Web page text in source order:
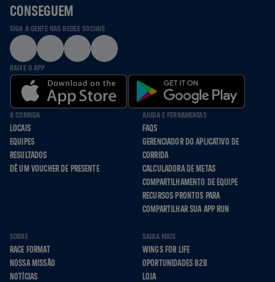
CONSEGUEM
SIGA A GENTE NAS REDES SOCIAIS
BAIXE O APP
A CORRIDA
LOCAIS
EQUIPES
RESULTADOS
DÊ UM VOUCHER DE PRESENTE
AJUDA E FERRAMENTAS
FAQS
GERENCIADOR DO APLICATIVO DE
CORRIDA
CALCULADORA DE METAS
COMPARTILHAMENTO DE EQUIPE
RECURSOS PRONTOS PARA
COMPARTILHAR SUA APP RUN
SOBRE
RACE FORMAT
NOSSA MISSÃO
NOTÍCIAS
SAIBA MAIS
WINGS FOR LIFE
OPORTUNIDADES B2B
LOJA